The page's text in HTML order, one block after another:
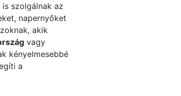
szolgálnak az
napernyőket
akik
vagy
kényelmesebbé
a